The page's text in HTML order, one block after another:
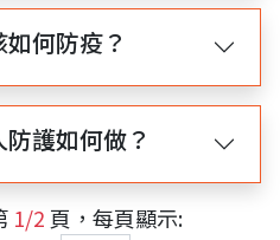
何防疫？
護如何做？
1/2 頁，每頁顯示: